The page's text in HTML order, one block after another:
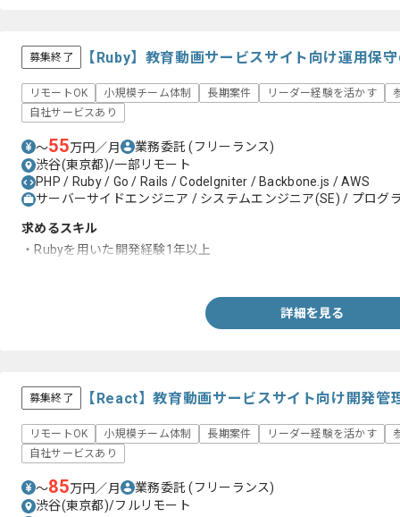
募集終了 【Ruby】教育動画サービスサイト向け運用保
リモートOK 小規模チーム体制 長期案件 リーダー経験を活かす
自社サービスあり
〜55万円／月 業務委託(フリーランス)
渋谷(東京都)/一部リモート
PHP / Ruby / Go / Rails / CodeIgniter / Backbone.js / AWS
サーバーサイドエンジニア / システムエンジニア(SE) / プログ
求めるスキル
・Rubyを用いた開発経験1年以上
詳細を見る
募集終了 【React】教育動画サービスサイト向け開発
リモートOK 小規模チーム体制 長期案件 リーダー経験を活かす
自社サービスあり
〜85万円／月 業務委託(フリーランス)
渋谷(東京都)/フルリモート